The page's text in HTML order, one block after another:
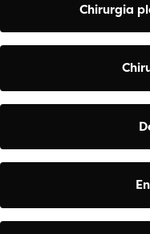
Chirurgia